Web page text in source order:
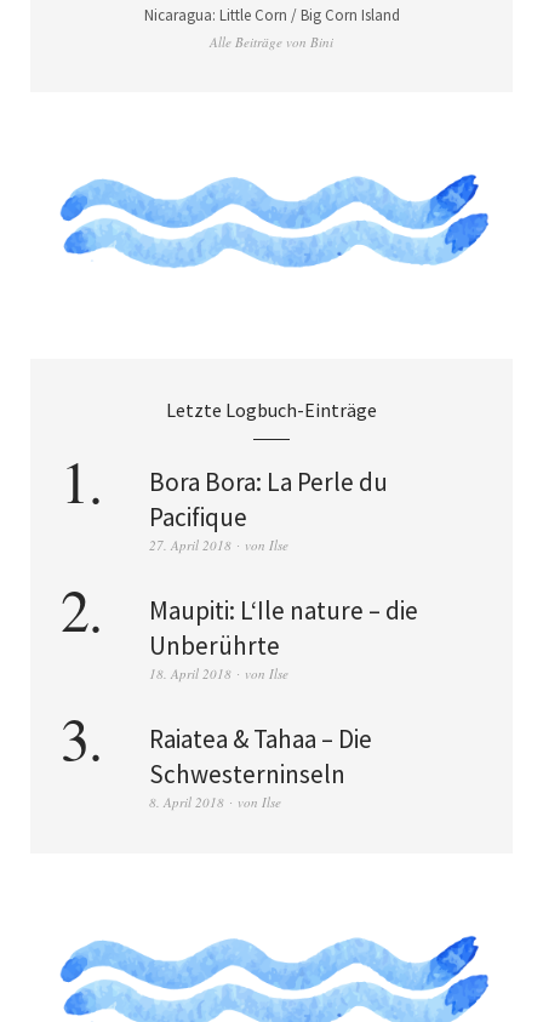
Nicaragua: Little Corn / Big Corn Island
Alle Beiträge von Bini
Letzte Logbuch-Einträge
Bora Bora: La Perle du
Pacifique
27. April 2018 von Ilse
Maupiti: L‘Ile nature – die
Unberührte
18. April 2018 von Ilse
Raiatea & Tahaa – Die
Schwesterninseln
8. April 2018 von Ilse